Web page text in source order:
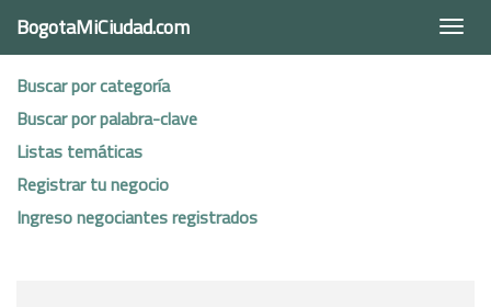
BogotaMiCiudad.com
Buscar por categoría
Buscar por palabra-clave
Listas temáticas
Registrar tu negocio
Ingreso negociantes registrados